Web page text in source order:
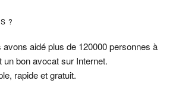
?
avons aidé plus de 120000 personnes à
un bon avocat sur Internet.
rapide et gratuit.